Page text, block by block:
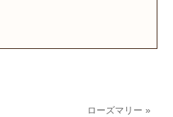
ローズマリー »